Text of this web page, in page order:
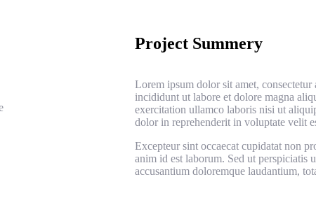
Project Summery
Lorem ipsum dolor sit amet,
incididunt ut labore et dolore magna
exercitation ullamco laboris nisi ut
dolor in reprehenderit in voluptate velit
Excepteur sint occaecat cupidatat non
anim id est laborum. Sed ut perspiciatis
accusantium doloremque laudantium,